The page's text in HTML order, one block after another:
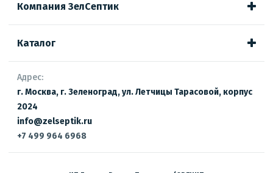
Компания ЗелСептик
Каталог
Адрес:
г. Москва, г. Зеленоград, ул. Летчицы Тарасовой, корпус
2024
info@zelseptik.ru
+7 499 964 6968